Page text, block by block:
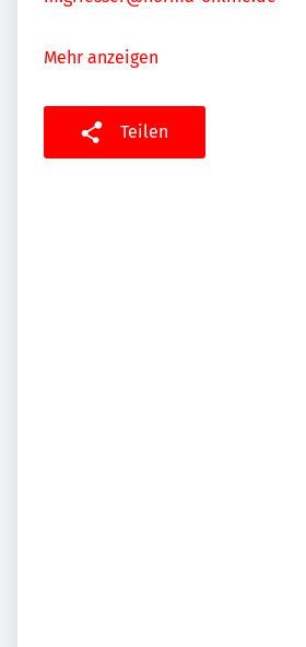
Mehr anzeigen
Teilen